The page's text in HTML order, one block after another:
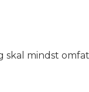
skal mindst